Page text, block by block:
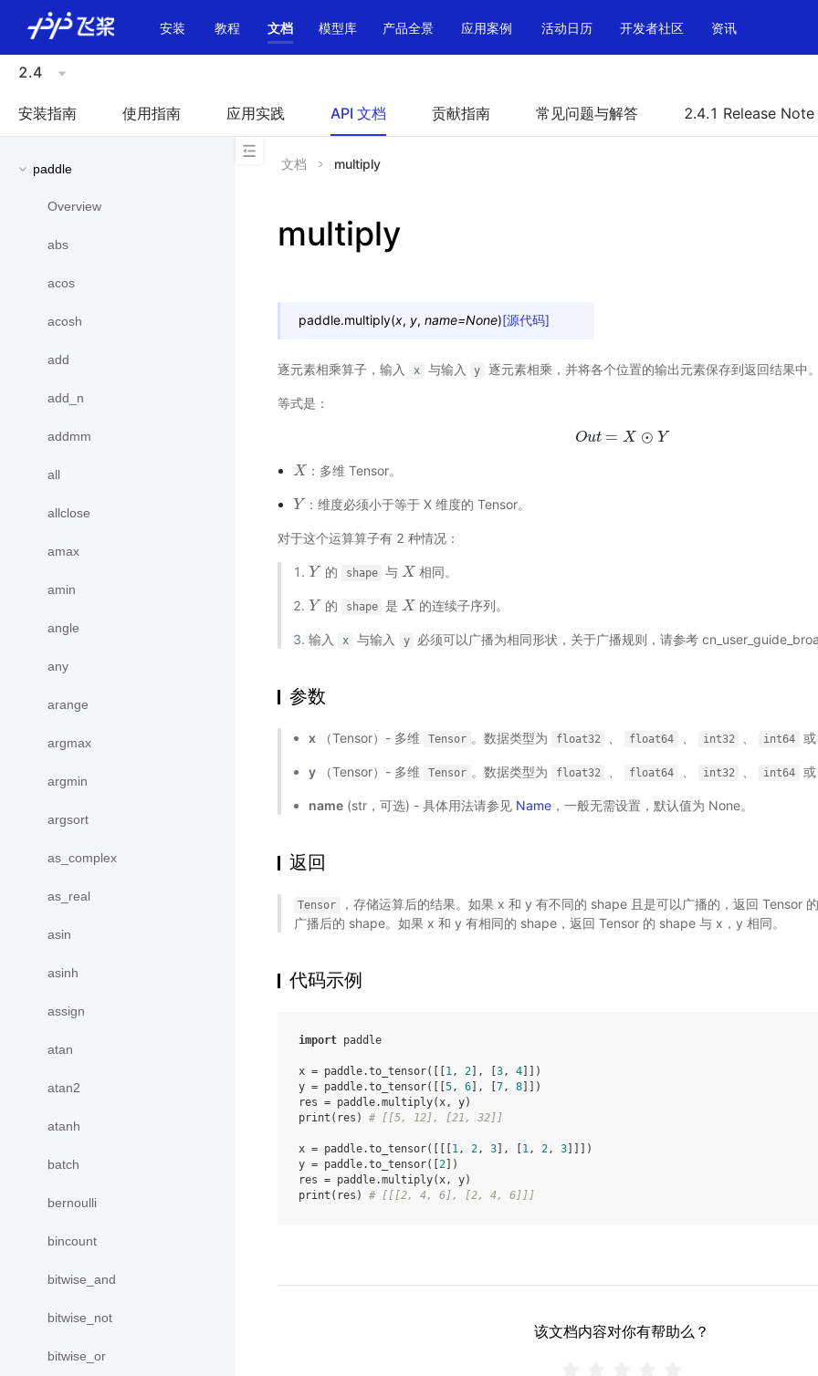
安装 教程 文档 模型库 产品全景 应用案例 活动日历 开发者社区 资讯
2.4
安装指南 使用指南 应用实践 API 文档 贡献指南 常见问题与解答 2.4.1 Release Note
paddle
Overview
abs
acos
acosh
add
add_n
addmm
all
allclose
amax
amin
angle
any
arange
argmax
argmin
argsort
as_complex
as_real
asin
asinh
assign
atan
atan2
atanh
batch
bernoulli
bincount
bitwise_and
bitwise_not
bitwise_or
文档 multiply
multiply
paddle.multiply(x, y, name=None)[源代码]
逐元素相乘算子，输入 x 与输入 y 逐元素相乘，并将各个位置的输出元素保存到返回结果中。
等式是：
Out = X ⊙ Y
O ut=X⊙ Y
X
X ：多维 Tensor。
Y
Y ：维度必须小于等于 X 维度的 Tensor。
对于这个运算算子有 2 种情况：
Y
Y 的 shape 与 X
X 相同。
Y
Y 的 shape 是 X
X 的连续子序列。
输入 x 与输入 y 必须可以广播为相同形状，关于广播规则，请参考
参数
x （Tensor）- 多维 Tensor 。数据类型为 float32 float64 int32 int64 或
y （Tensor）- 多维 Tensor 。数据类型为 float32 float64 int32 int64 或
name (str，可选) - 具体用法请参见 Name ，一般无需设置，默认值为 None。
返回
Tensor
，存储运算后的结果。如果 x 和 y 有不同的 shape 且是可以广播的，返回 Tensor
广播后的 shape。如果 x 和 y 有相同的 shape，返回 Tensor 的 shape 与 x，y 相同。
代码示例
import paddle
x = paddle.to_tensor([[ 1, 2 ], 3, 4 ]])
y = paddle.to_tensor([[ 5, 6 ], 7, 8 ]])
res = paddle.multiply(x, y)
print ( res ) # [[5, 12], [21, 32]]
x = paddle.to_tensor([[[ 1, 2, 3 ], 1, 2, 3 ]]])
y = paddle.to_tensor([ 2 ])
res = paddle.multiply(x, y)
print ( res ) # [[[2, 4, 6], [2, 4, 6]]]
该文档内容对你有帮助么？